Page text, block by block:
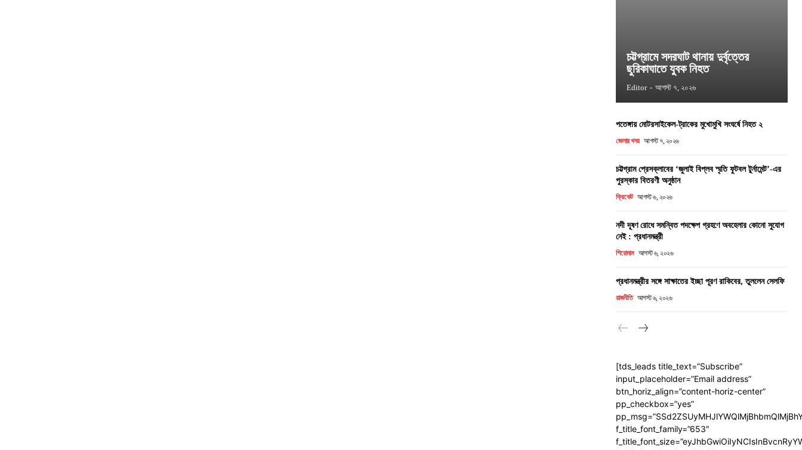
চট্টগ্রামে সদরঘাট থানায় দুর্বৃত্তের
ছুরিকাঘাতে যুবক নিহত
Editor - আগস্ট ৭, ২০২৬
পতেঙ্গায় মোটরসাইকেল-ট্রাকের মুখোমুখি সংঘর্ষে নিহত ২
জেলার খবর আগস্ট ৭, ২০২৬
চট্টগ্রাম প্রেসক্লাবের ‘জুলাই বিপ্লব স্মৃতি ফুটবল টুর্নামেন্ট’-এর
পুরস্কার বিতরণী অনুষ্ঠান
ক্রিকেট আগস্ট ৬, ২০২৬
নদী দূষণ রোধে সমন্বিত পদক্ষেপ গ্রহণে অবহেলার কোনো সুযোগ
নেই : প্রধানমন্ত্রী
শিরোনাম আগস্ট ৬, ২০২৬
প্রধানমন্ত্রীর সঙ্গে সাক্ষাতের ইচ্ছা পূরণ রাকিবের, তুললেন সেলফি
রাজনীতি আগস্ট ৬, ২০২৬
[tds_leads title_text=”Subscribe”
input_placeholder=”Email address”
btn_horiz_align=”content-horiz-center”
pp_checkbox=”yes”
f_title_font_family=”653″